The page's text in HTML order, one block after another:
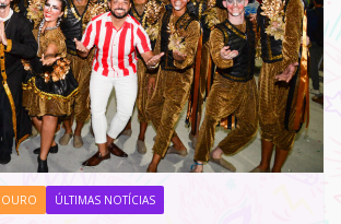
OURO ÚLTIMAS NOTÍCIAS